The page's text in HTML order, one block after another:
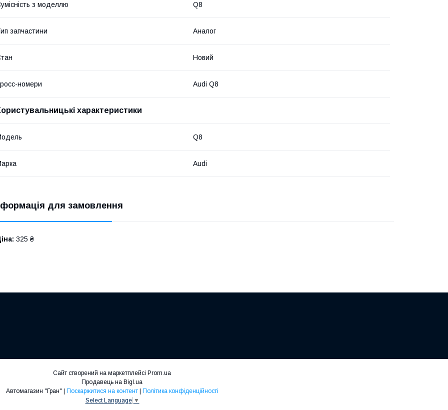
з моделлю Q8
запчастини Аналог
Новий
номери Audi Q8
характеристики
Q8
Audi
для замовлення
325 ₴
Сайт створений на маркетплейсі Prom.ua
Продавець на Bigl.ua
Автомагазин "Гран" | Поскаржитися на контент | Політика конфіденційності
Select Language ▼